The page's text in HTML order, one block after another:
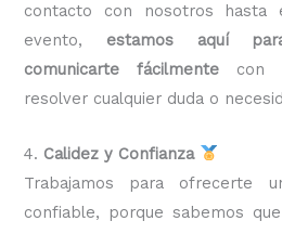
contacto con nosotros
evento, estamos aquí
comunicarte fácilmente con
resolver cualquier duda o
4. Calidez y Confianza
Trabajamos para ofrecerte
confiable, porque sabemos